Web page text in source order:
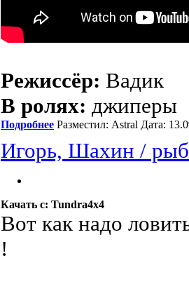
Режиссёр: Вадик
В ролях: джиперы
Подробнее Разместил: Astral Дата:
Игорь, Шахин /
Качать с: Tundra4x4
Вот как надо
!